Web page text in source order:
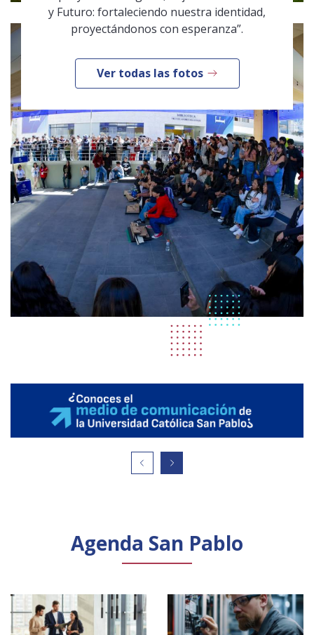
y Futuro: fortaleciendo nuestra identidad,
proyectándonos con esperanza”.
Ver todas las fotos
Agenda San Pablo